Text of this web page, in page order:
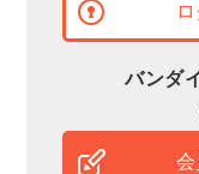
バンダ